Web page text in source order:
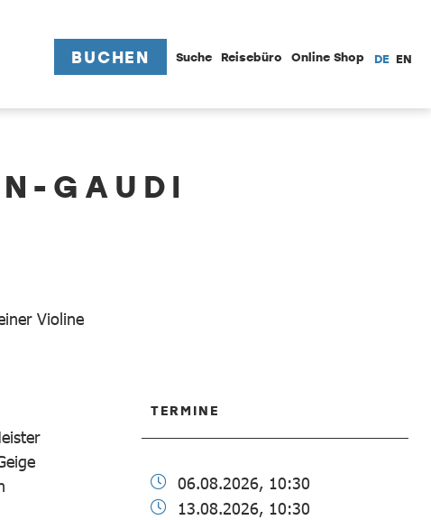
BUCHEN Suche Reisebüro Online Shop DE EN
GAUDI
TERMINE
06.08.2026, 10:30
13.08.2026, 10:30